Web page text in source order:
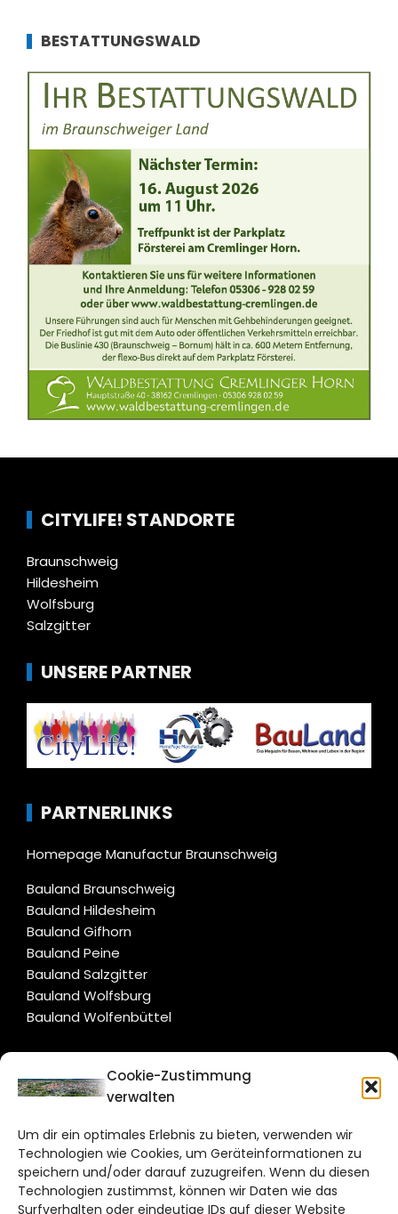
Cookie-Zustimmung
verwalten
Um dir ein optimales Erlebnis zu bieten, verwenden wir
Technologien wie Cookies, um Geräteinformationen zu
speichern und/oder darauf zuzugreifen. Wenn du diesen
Technologien zustimmst, können wir Daten wie das
Surfverhalten oder eindeutige IDs auf dieser Website
BESTATTUNGSWALD
CITYLIFE! STANDORTE
Braunschweig
Hildesheim
Wolfsburg
Salzgitter
UNSERE PARTNER
PARTNERLINKS
Homepage Manufactur Braunschweig
Bauland Braunschweig
Bauland Hildesheim
Bauland Gifhorn
Bauland Peine
Bauland Salzgitter
Bauland Wolfsburg
Bauland Wolfenbüttel
CITYLIFE!
Bruchtorwall 12
38100 Braunschweig
Telefon: 0531 387220 – 65